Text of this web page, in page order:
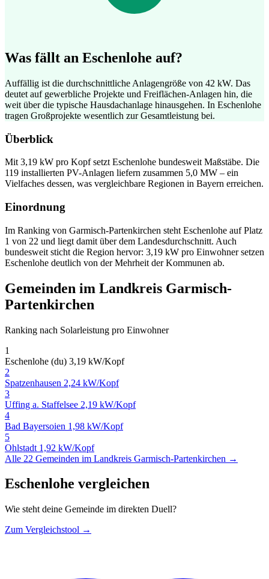
Was fällt an Eschenlohe auf?
Auffällig ist die durchschnittliche Anlagengröße von 42 kW. Das
deutet auf gewerbliche Projekte und Freiflächen-Anlagen hin, die
weit über die typische Hausdachanlage hinausgehen. In Eschenlohe
tragen Großprojekte wesentlich zur Gesamtleistung bei.
Überblick
Mit 3,19 kW pro Kopf setzt Eschenlohe bundesweit Maßstäbe. Die
119 installierten PV-Anlagen liefern zusammen 5,0 MW – ein
Vielfaches dessen, was vergleichbare Regionen in Bayern erreichen.
Einordnung
Im Ranking von Garmisch-Partenkirchen steht Eschenlohe auf Platz
1 von 22 und liegt damit über dem Landesdurchschnitt. Auch
bundesweit sticht die Region hervor: 3,19 kW pro Einwohner setzen
Eschenlohe deutlich von der Mehrheit der Kommunen ab.
Gemeinden im Landkreis Garmisch-
Partenkirchen
Ranking nach Solarleistung pro Einwohner
1
Eschenlohe (du) 3,19 kW/Kopf
2
Spatzenhausen 2,24 kW/Kopf
3
Uffing a. Staffelsee 2,19 kW/Kopf
4
Bad Bayersoien 1,98 kW/Kopf
5
Ohlstadt 1,92 kW/Kopf
Alle 22 Gemeinden im Landkreis Garmisch-Partenkirchen →
Eschenlohe vergleichen
Wie steht deine Gemeinde im direkten Duell?
Zum Vergleichstool →